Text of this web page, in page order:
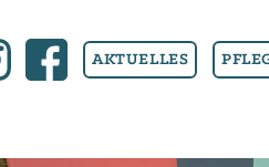
F AKTUELLES